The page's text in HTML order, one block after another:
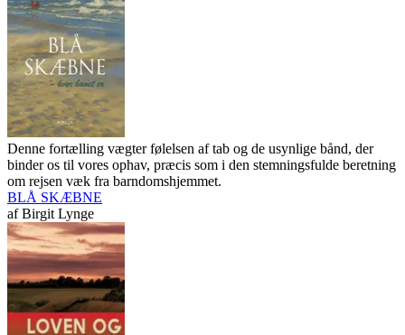
Denne fortælling vægter følelsen af tab og de usynlige bånd, der
binder os til vores ophav, præcis som i den stemningsfulde beretning
om rejsen væk fra barndomshjemmet.
BLÅ SKÆBNE
afBirgit Lynge